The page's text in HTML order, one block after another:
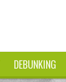
DEBUNKING